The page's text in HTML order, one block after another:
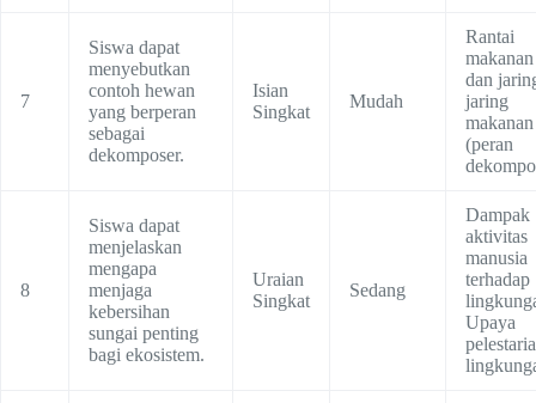
7
Siswa dapat
menyebutkan
contoh hewan
yang berperan
sebagai
dekomposer.
Isian
Singkat
Mudah
Rantai
makanan
dan
jaring
makanan
(peran
8
Siswa dapat
menjelaskan
mengapa
menjaga
kebersihan
sungai penting
bagi ekosistem.
Uraian
Singkat
Sedang
Dampak
aktivitas
manusia
terhadap
Upaya